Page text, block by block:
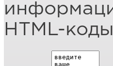
HTML-